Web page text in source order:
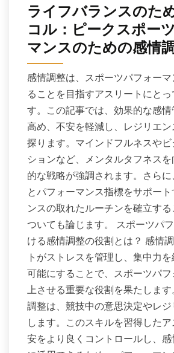
ライフバランスのた
コル：ピークスポー
マンスのための感情
感情調整は、スポーツパフォー
ることを目指すアスリートにと
す。この記事では、効果的な感
高め、不安を軽減し、レジリエ
探ります。マインドフルネスや
ションなど、メンタルタフネス
的な戦略が強調されます。さら
とパフォーマンス指標をサポー
ンスの取れたルーチンを確立す
ついても論じます。 スポーツパ
ける感情調整の役割とは？ 感情
トがストレスを管理し、集中力
可能にすることで、スポーツパ
上させる重要な役割を果たしま
調整は、競技中の意思決定やレ
します。このスキルを習得した
安をより良くコントロールし、